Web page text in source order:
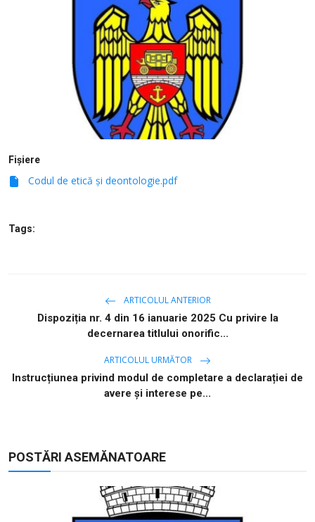
Căutați pe Internet
Fișiere
Codul de etică și deontologie.pdf
Tags:
ARTICOLUL ANTERIOR
Dispoziția nr. 4 din 16 ianuarie 2025 Cu privire la
decernarea titlului onorific...
ARTICOLUL URMĂTOR
Instrucțiunea privind modul de completare a declarației de
avere și interese pe...
POSTĂRI ASEMĂNATOARE